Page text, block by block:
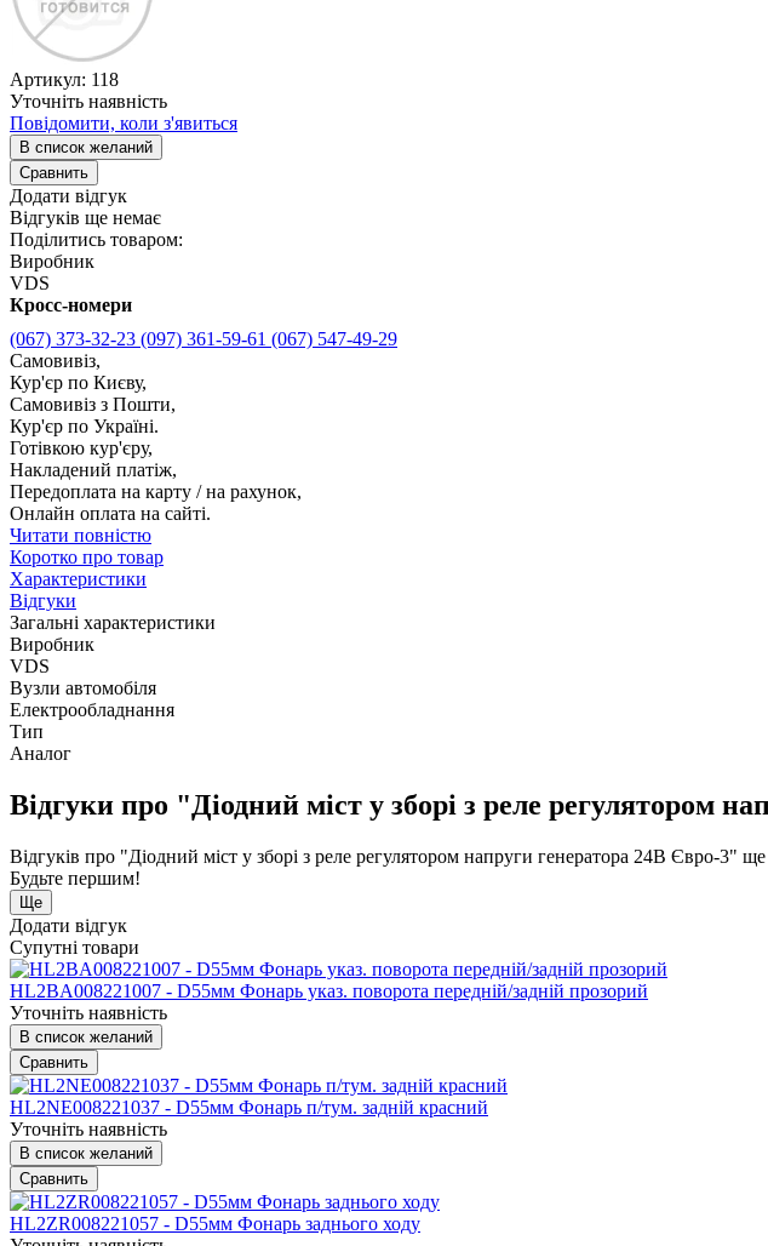
Артикул: 118
Уточніть наявність
Повідомити, коли з'явиться
В список желаний
Сравнить
Додати відгук
Відгуків ще немає
Поділитись товаром:
Виробник
VDS
Кросс-номери
(067) 373-32-23 (097) 361-59-61 (067) 547-49-29
Самовивіз,
Кур'єр по Києву,
Самовивіз з Пошти,
Кур'єр по Україні.
Готівкою кур'єру,
Накладений платіж,
Передоплата на карту / на рахунок,
Онлайн оплата на сайті.
Читати повністю
Коротко про товар
Характеристики
Відгуки
Загальні характеристики
Виробник
VDS
Вузли автомобіля
Електрообладнання
Тип
Аналог
Відгуки про "Діодний міст у зборі з реле регулятором
Відгуків про "Діодний міст у зборі з реле регулятором напруги генератора 24В Євро-3"
Будьте першим!
Ще
Додати відгук
Супутні товари
HL2BA008221007 - D55мм Фонарь указ. поворота передній/задній прозорий
Уточніть наявність
В список желаний
Сравнить
HL2NE008221037 - D55мм Фонарь п/тум. задній красний
Уточніть наявність
В список желаний
Сравнить
HL2ZR008221057 - D55мм Фонарь заднього ходу